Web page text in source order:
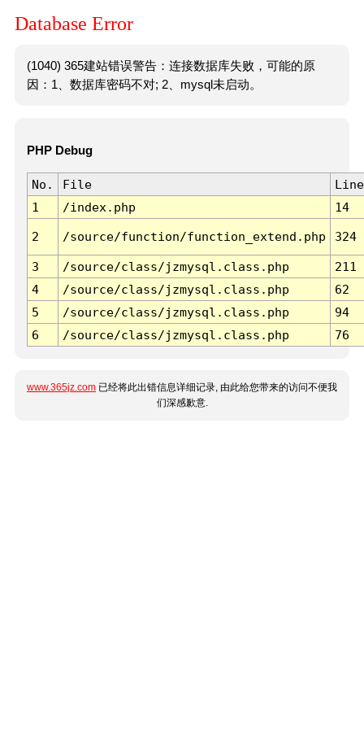
Database Error
(1040) 365建站错误警告：连接数据库失败，可能的原
因：1、数据库密码不对; 2、mysql未启动。
PHP Debug
No. File
Line
1
/index.php 14
2 /source/function/function_extend.php 324
3 /source/class/jzmysql.class.php
211
4
/source/class/jzmysql.class.php
62
5
/source/class/jzmysql.class.php
94
6
/source/class/jzmysql.class.php 76
www.365jz.com 已经将此出错信息详细记录, 由此给您带来的访问不便我
们深感歉意.